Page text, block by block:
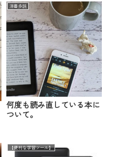
洋書多読
何度も読み直している本に
ついて。
【便利な学習ツール】